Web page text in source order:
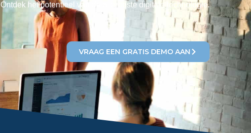
Ontdek het potentieel van de allerbeste digitale technologie.
VRAAG EEN GRATIS DEMO AAN